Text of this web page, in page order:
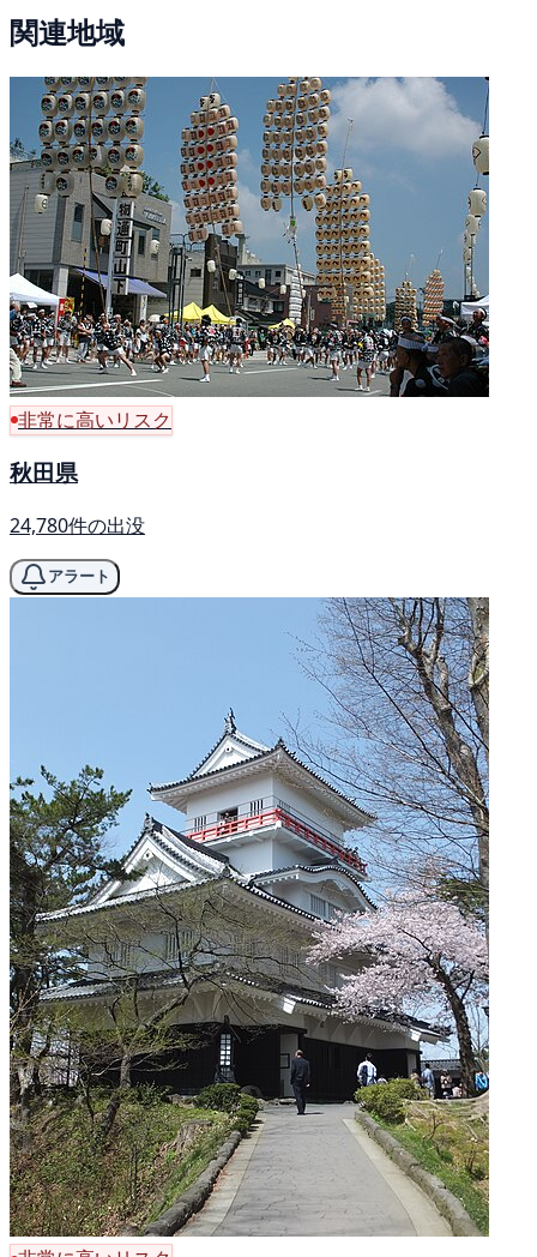
関連地域
非常に高いリスク
秋田県
24,780件の出没
アラート